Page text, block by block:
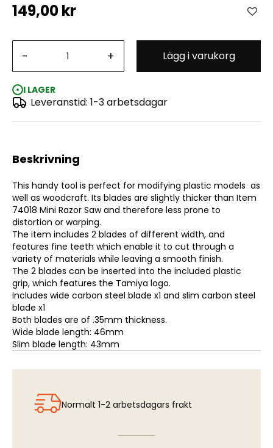
149,00 kr
- + Lägg i varukorg
I LAGER
Leveranstid: 1-3 arbetsdagar
Tamiya Handy Craft Saw II
Beskrivning
This handy tool is perfect for modifying plastic models as
well as woodcraft. Its blades are slightly thicker than Item
74018 Mini Razor Saw and therefore less prone to
distortion or warping.
The item includes 2 blades of different width, and
features fine teeth which enable it to cut through a
variety of materials while leaving a smooth finish.
The 2 blades can be inserted into the included plastic
grip, which features the Tamiya logo.
Includes wide carbon steel blade x1 and slim carbon steel
blade x1
Both blades are of .35mm thickness.
Wide blade length: 46mm
Slim blade length: 43mm
Normalt 1-2 arbetsdagars frakt